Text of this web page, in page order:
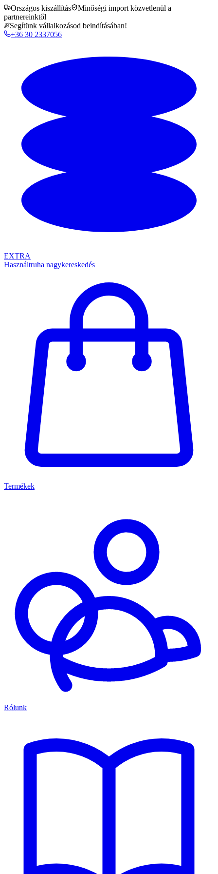
Országos kiszállítás
Minőségi import közvetlenül a
partnereinktől
Segítünk vállalkozásod beindításában!
+36 30 2337056
EXTRA
Használtruha nagykereskedés
Termékek
Rólunk